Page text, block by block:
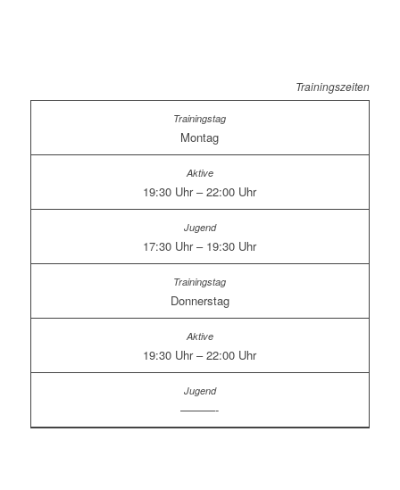
Trainingszeiten
Montag
19:30 Uhr – 22:00 Uhr
17:30 Uhr – 19:30 Uhr
Donnerstag
19:30 Uhr – 22:00 Uhr
———-